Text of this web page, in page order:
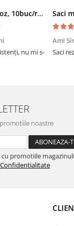
Saci Menajeri 60l cu snur, Roz, 10buc/rola
nu mi s-
Saci
Ami
Saci
noastre
promotiile